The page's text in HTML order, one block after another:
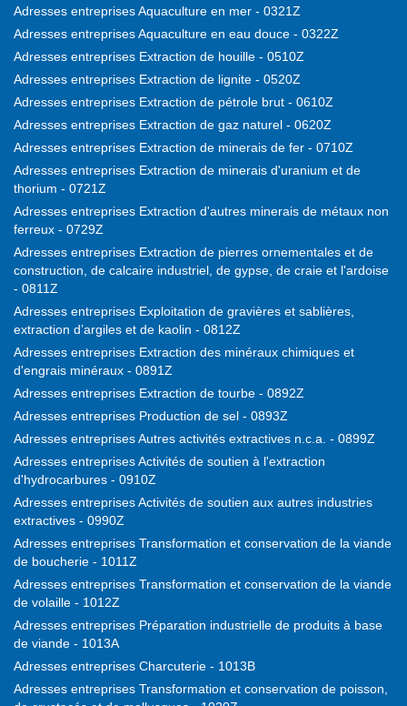
Adresses entreprises Aquaculture en mer - 0321Z
Adresses entreprises Aquaculture en eau douce - 0322Z
Adresses entreprises Extraction de houille - 0510Z
Adresses entreprises Extraction de lignite - 0520Z
Adresses entreprises Extraction de pétrole brut - 0610Z
Adresses entreprises Extraction de gaz naturel - 0620Z
Adresses entreprises Extraction de minerais de fer - 0710Z
Adresses entreprises Extraction de minerais d'uranium et de
thorium - 0721Z
Adresses entreprises Extraction d'autres minerais de métaux non
ferreux - 0729Z
Adresses entreprises Extraction de pierres ornementales et de
construction, de calcaire industriel, de gypse, de craie et l'ardoise
- 0811Z
Adresses entreprises Exploitation de gravières et sablières,
extraction d’argiles et de kaolin - 0812Z
Adresses entreprises Extraction des minéraux chimiques et
d'engrais minéraux - 0891Z
Adresses entreprises Extraction de tourbe - 0892Z
Adresses entreprises Production de sel - 0893Z
Adresses entreprises Autres activités extractives n.c.a. - 0899Z
Adresses entreprises Activités de soutien à l'extraction
d'hydrocarbures - 0910Z
Adresses entreprises Activités de soutien aux autres industries
extractives - 0990Z
Adresses entreprises Transformation et conservation de la viande
de boucherie - 1011Z
Adresses entreprises Transformation et conservation de la viande
de volaille - 1012Z
Adresses entreprises Préparation industrielle de produits à base
de viande - 1013A
Adresses entreprises Charcuterie - 1013B
Adresses entreprises Transformation et conservation de poisson,